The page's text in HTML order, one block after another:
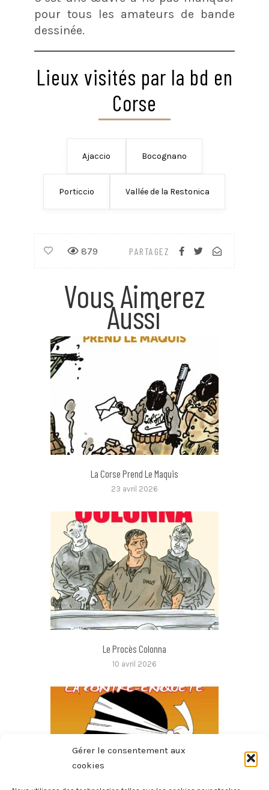
Gérer le consentement aux
cookies
pour tous les amateurs de bande
dessinée.
Lieux visités par la bd en
Corse
Ajaccio Bocognano
Porticcio Vallée de la Restonica
PARTAGEZ
879
Vous Aimerez
Aussi
La Corse Prend Le Maquis
23 avril 2026
Le Procès Colonna
10 avril 2026